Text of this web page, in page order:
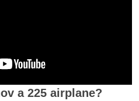
a 225 airplane?